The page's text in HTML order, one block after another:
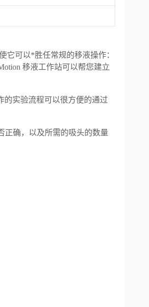
它可以*胜任常规的移液操作：
移液工作站可以帮您建立
的实验流程可以很方便的通过
正确，以及所需的吸头的数量